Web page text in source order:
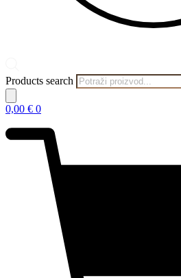
Products search
0,00 € 0